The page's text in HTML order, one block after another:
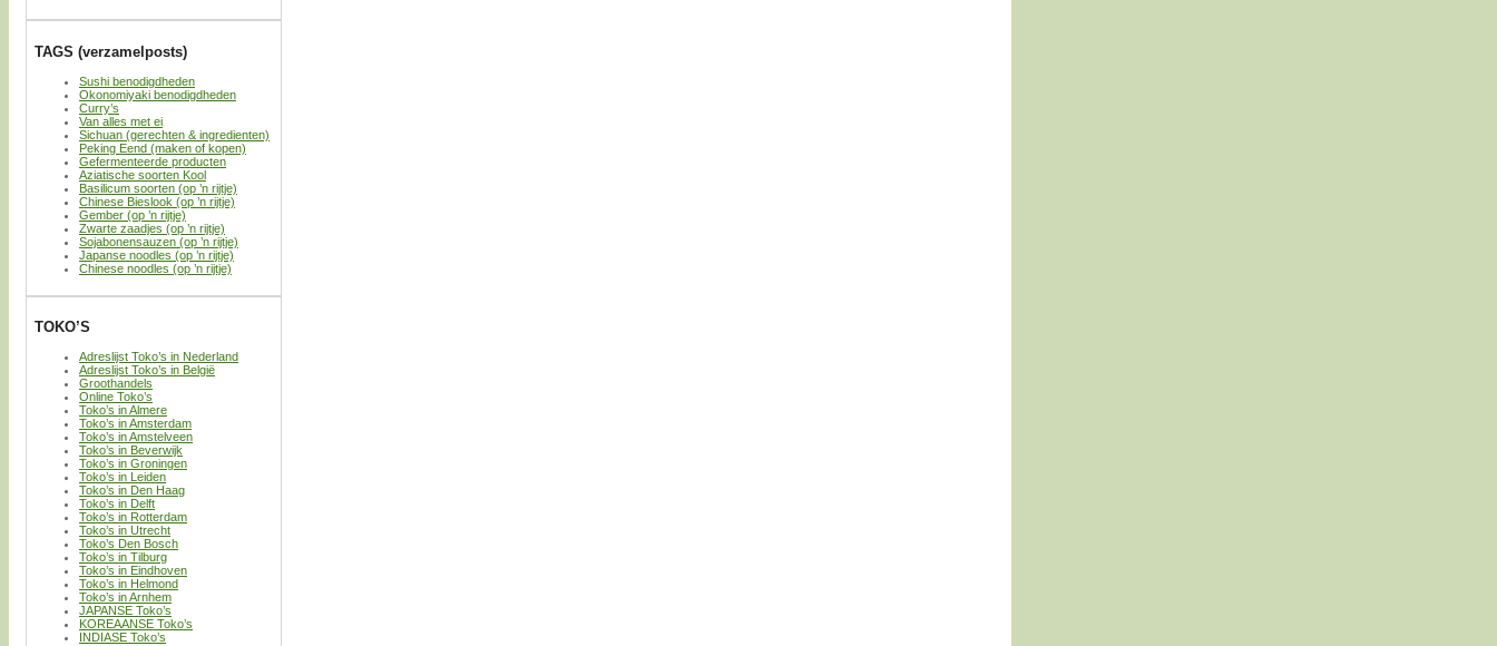
TAGS (verzamelposts)
Sushi benodigdheden
Okonomiyaki benodigdheden
Curry’s
Van alles met ei
Sichuan (gerechten & ingredienten)
Peking Eend (maken of kopen)
Gefermenteerde producten
Aziatische soorten Kool
Basilicum soorten (op ’n rijtje)
Chinese Bieslook (op ’n rijtje)
Gember (op ’n rijtje)
Zwarte zaadjes (op ’n rijtje)
Sojabonensauzen (op ’n rijtje)
Japanse noodles (op ’n rijtje)
Chinese noodles (op ’n rijtje)
TOKO’S
Adreslijst Toko’s in Nederland
Adreslijst Toko’s in België
Groothandels
Online Toko’s
Toko’s in Almere
Toko’s in Amsterdam
Toko’s in Amstelveen
Toko’s in Beverwijk
Toko’s in Groningen
Toko’s in Leiden
Toko’s in Den Haag
Toko’s in Delft
Toko’s in Rotterdam
Toko’s in Utrecht
Toko’s Den Bosch
Toko’s in Tilburg
Toko’s in Eindhoven
Toko’s in Helmond
Toko’s in Arnhem
JAPANSE Toko’s
KOREAANSE Toko’s
INDIASE Toko’s